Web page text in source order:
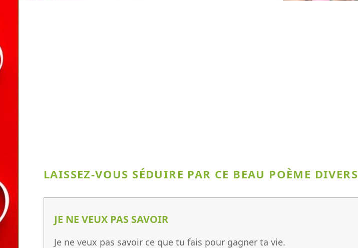
LAISSEZ-VOUS SÉDUIRE PAR CE BEAU POÈME DIVERS
JE NE VEUX PAS SAVOIR
Je ne veux pas savoir ce que tu fais pour gagner ta vie.